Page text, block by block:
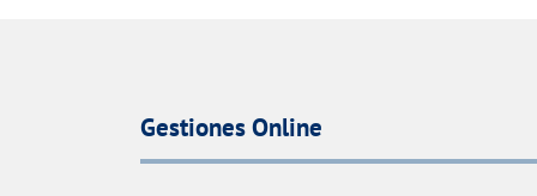
Gestiones Online